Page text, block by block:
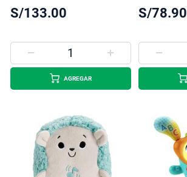
S/133.00
AGREGAR
S/78.90